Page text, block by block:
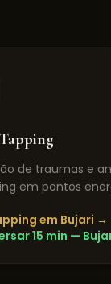
de traumas e
em pontos
em Bujari →
15 min —